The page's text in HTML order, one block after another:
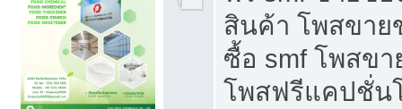
สินค้า โพสขาย
ซื้อ smf โพสข
โพสฟรีแคปชั่น